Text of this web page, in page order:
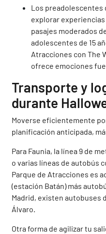
Los preadolescentes
explorar
pasajes moderados
adolescentes de 15
Atracciones con The
ofrece emociones
Transporte y
durante
Moverse eficientemente
planificación anticipada,
Para Faunia, la línea 9 de
o varias líneas de autobús
Parque de Atracciones es
(estación Batán) más
Madrid, existen autobuses
Álvaro.
Otra forma de agilizar tu